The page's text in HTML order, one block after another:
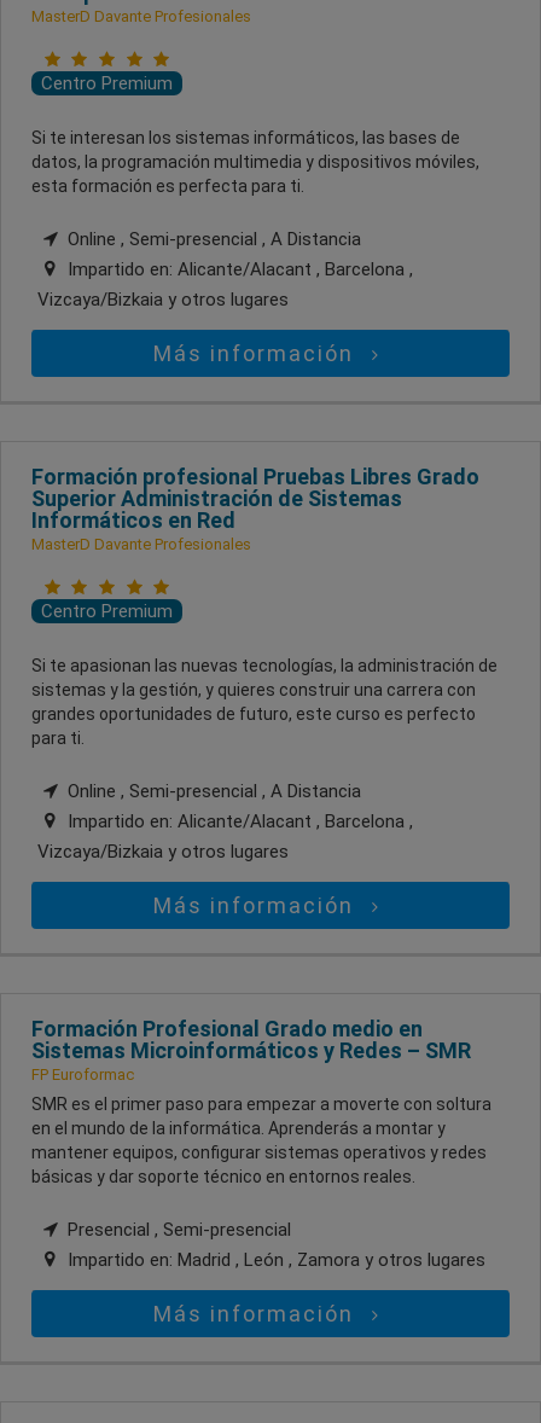
MasterD Davante Profesionales
Centro Premium
Si te interesan los sistemas informáticos, las bases de
datos, la programación multimedia y dispositivos móviles,
esta formación es perfecta para ti.
Online , Semi-presencial , A Distancia
Impartido en: Alicante/Alacant , Barcelona ,
Vizcaya/Bizkaia y otros lugares
Más información
Formación profesional Pruebas Libres Grado
Superior Administración de Sistemas
Informáticos en Red
MasterD Davante Profesionales
Centro Premium
Si te apasionan las nuevas tecnologías, la administración de
sistemas y la gestión, y quieres construir una carrera con
grandes oportunidades de futuro, este curso es perfecto
para ti.
Online , Semi-presencial , A Distancia
Impartido en: Alicante/Alacant , Barcelona ,
Vizcaya/Bizkaia y otros lugares
Más información
Formación Profesional Grado medio en
Sistemas Microinformáticos y Redes – SMR
FP Euroformac
SMR es el primer paso para empezar a moverte con soltura
en el mundo de la informática. Aprenderás a montar y
mantener equipos, configurar sistemas operativos y redes
básicas y dar soporte técnico en entornos reales.
Presencial , Semi-presencial
Impartido en: Madrid , León , Zamora y otros lugares
Más información